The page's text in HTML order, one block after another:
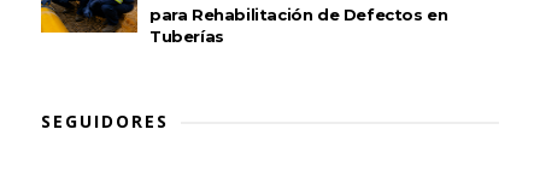
para Rehabilitación de Defectos en
Tuberías
SEGUIDORES